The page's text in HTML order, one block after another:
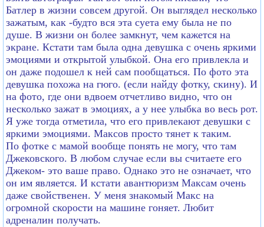
Батлер в жизни совсем другой. Он выглядел несколько
зажатым, как -будто вся эта суета ему была не по
душе. В жизни он более замкнут, чем кажется на
экране. Кстати там была одна девушка с очень яркими
эмоциями и открытой улыбкой. Она его привлекла и
он даже подошел к ней сам пообщаться. По фото эта
девушка похожа на гюго. (если найду фотку, скину). И
на фото, где они вдвоем отчетливо видно, что он
несколько зажат в эмоциях, а у нее улыбка во весь рот.
Я уже тогда отметила, что его привлекают девушки с
яркими эмоциями. Максов просто тянет к таким.
По фотке с мамой вообще понять не могу, что там
Джековского. В любом случае если вы считаете его
Джеком- это ваше право. Однако это не означает, что
он им является. И кстати авантюризм Максам очень
даже свойственен. У меня знакомый Макс на
огромной скорости на машине гоняет. Любит
адреналин получать.